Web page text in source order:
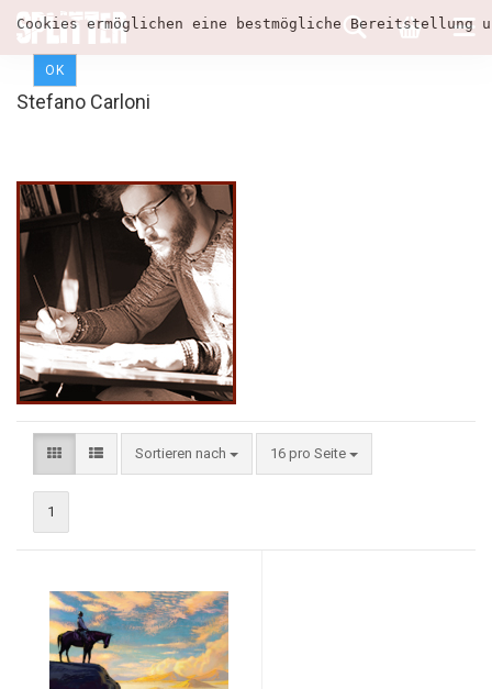
Cookies ermöglichen eine bestmögliche
OK
Stefano Carloni
Sortieren nach 16 pro Seite
1